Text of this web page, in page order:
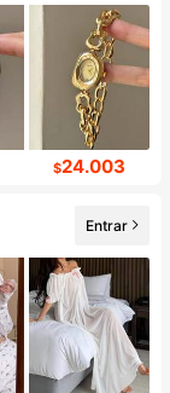
$24.003
Entrar